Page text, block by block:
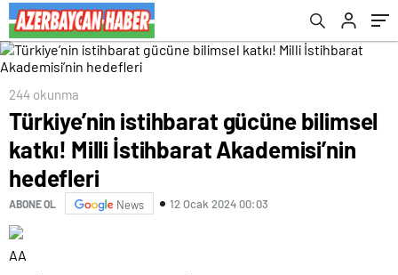
244 okunma
Türkiye’nin istihbarat gücüne bilimsel
katkı! Milli İstihbarat Akademisi’nin
hedefleri
ABONE OL News 12 Ocak 2024 00:03
AA